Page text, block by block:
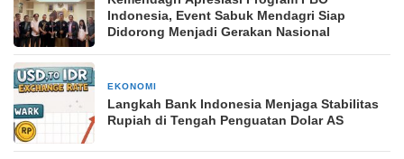
Indonesia, Event Sabuk Mendagri Siap
Didorong Menjadi Gerakan Nasional
EKONOMI
Langkah Bank Indonesia Menjaga Stabilitas
Rupiah di Tengah Penguatan Dolar AS